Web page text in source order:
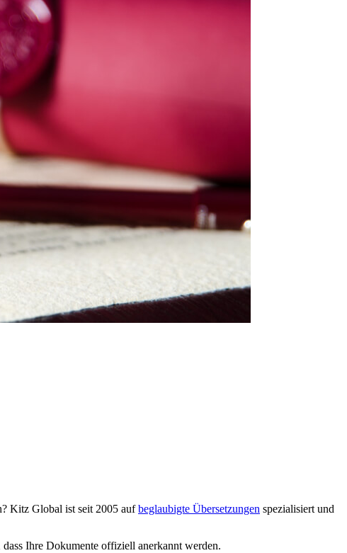
Kitz Global ist seit 2005 aufbeglaubigte Übersetzungen spezialisiert und
Ihre Dokumente offiziell anerkannt werden.